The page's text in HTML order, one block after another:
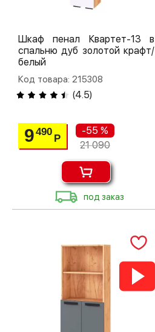
Шкаф пенал Квартет-13 в
спальню дуб золотой крафт/
белый
Код товара: 215308
(4.5)
9490
Р
-55 %
21 090
под заказ